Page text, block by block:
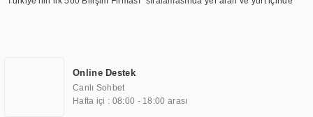
TOCHI markası altında kendi ürettiği ürünlerde kullanmıştır. Günümüzde
TOCHI; videowall, digital signage, kiosk, totem, akıllı durak ekranı, araç içi
ekran, asansör ekranı, digital menüboard, marin ekran, medikal ekran,
Online Destek
Canlı Sohbet
Hafta içi : 08:00 - 18:00 arası